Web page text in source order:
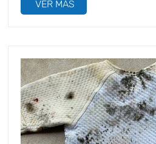
hacer un buen trabajo de control.
ventilaci&oacute;n intermitente:
ventile en los d&iacute;as
evaporaci&oacute;n del agua;
solo se deben abrir las puertas y
viento para reducir el vapor de
habitaci&oacute;n; (El agua del
mucho m&aacute;s alto
metal normal, productos
un alto contenido de agua y son
lo que es muy importante
control de la humedad;
prendas son diferentes de otros
aparici&oacute;n de humedad
da&ntilde;os directos, como
VER MÁS